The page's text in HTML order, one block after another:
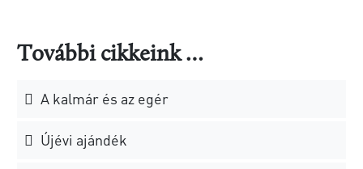
További cikkeink …
A kalmár és az egér
Újévi ajándék